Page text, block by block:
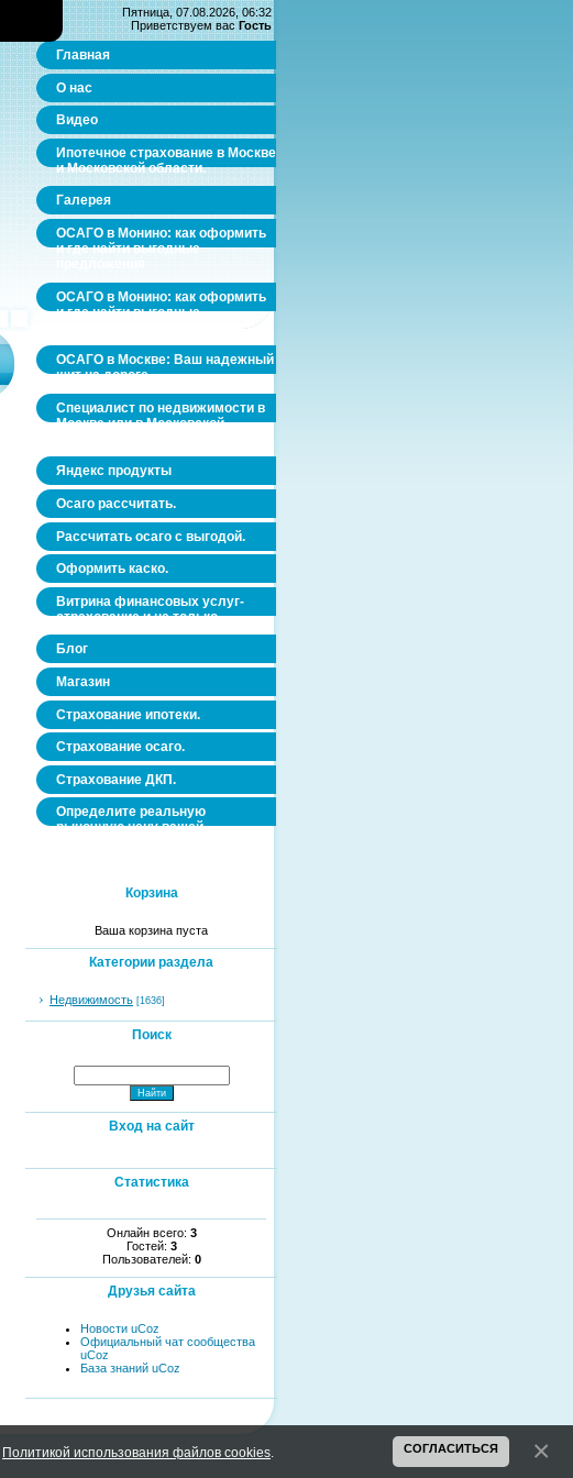
Пятница, 07.08.2026, 06:32
Приветствуем вас Гость
Главная
О нас
Видео
Ипотечное страхование в Москве
и Московской области.
Галерея
ОСАГО в Монино: как оформить
и где найти выгодные
ОСАГО в Монино: как оформить
и где найти выгодные
ОСАГО в Москве: Ваш надежный
щит на дороге
Специалист по недвижимости в
Москве или в Московской
Яндекс продукты
Осаго рассчитать.
Рассчитать осаго с выгодой.
Оформить каско.
Витрина финансовых услуг-
страхование и не только.
Блог
Магазин
Страхование ипотеки.
Страхование осаго.
Страхование ДКП.
Определите реальную
рыночную цену вашей
Корзина
Ваша корзина пуста
Категории раздела
Недвижимость [1636]
Поиск
Вход на сайт
Статистика
Онлайн всего: 3
Гостей: 3
Пользователей: 0
Друзья сайта
Новости uCoz
Официальный чат сообщества
uCoz
База знаний uCoz
Политикой использования файлов cookies СОГЛАСИТЬСЯ